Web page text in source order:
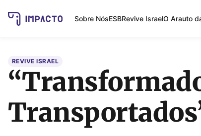
Sobre NósESBRevive IsraelO Arauto
REVIVE ISRAEL